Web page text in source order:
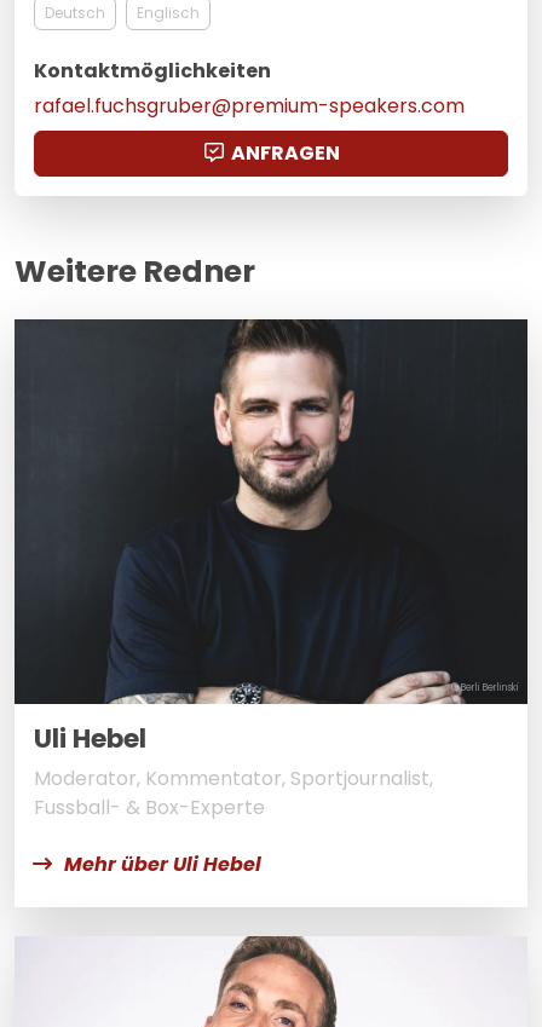
Deutsch Englisch
Kontaktmöglichkeiten
rafael.fuchsgruber@premium-speakers.com
ANFRAGEN
Weitere Redner
© Berli Berlinski
Uli Hebel
Moderator, Kommentator, Sportjournalist,
Fussball- & Box-Experte
Mehr über Uli Hebel